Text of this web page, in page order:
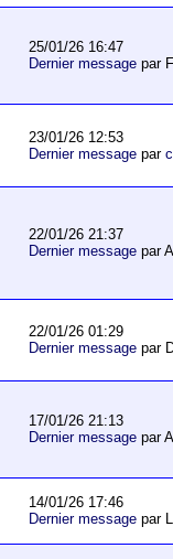
25/01/26 16:47
Dernier messagepar
23/01/26 12:53
Dernier messagepar
22/01/26 21:37
Dernier messagepar
22/01/26 01:29
Dernier messagepar
17/01/26 21:13
Dernier messagepar
14/01/26 17:46
Dernier messagepar